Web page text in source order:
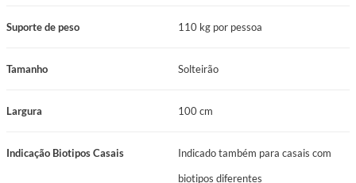
Garantia: 12 Meses
Comprimento: 200 cm
Altura: 24 cm
Benefícios do Colchão Prodormir Solar Max
Conforto Incomparável com Pillow Flat: O Colchão Solar Max possui pillow
Suporte de peso 110 kg por pessoa
Tamanho Solteirão
Largura 100 cm
Indicação Biotipos Casais
Indicado também para casais com
biotipos diferentes